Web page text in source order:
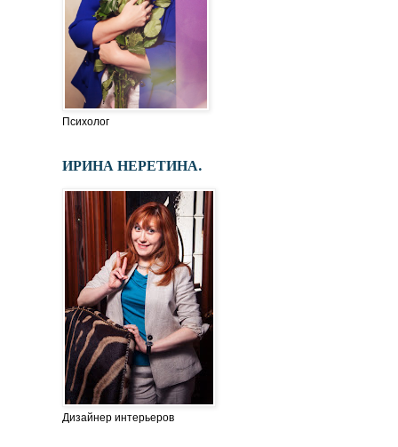
Психолог
ИРИНА НЕРЕТИНА.
Дизайнер интерьеров